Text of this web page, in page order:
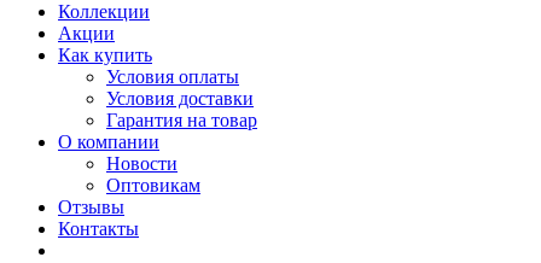
Коллекции
Акции
Как купить
Условия оплаты
Условия доставки
Гарантия на товар
О компании
Новости
Оптовикам
Отзывы
Контакты